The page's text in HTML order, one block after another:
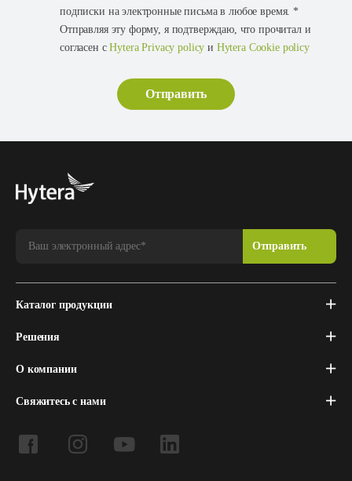
подписки на электронные письма в любое время. *
Отправляя эту форму, я подтверждаю, что прочитал и
согласен сHytera Privacy policy и Hytera Cookie policy
Каталог продукции
Решения
О компании
Свяжитесь с нами